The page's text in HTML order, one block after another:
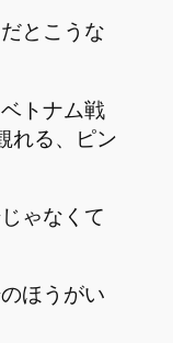
とこうな
トナム戦
れる、ピン
ゃなくて
ほうがい